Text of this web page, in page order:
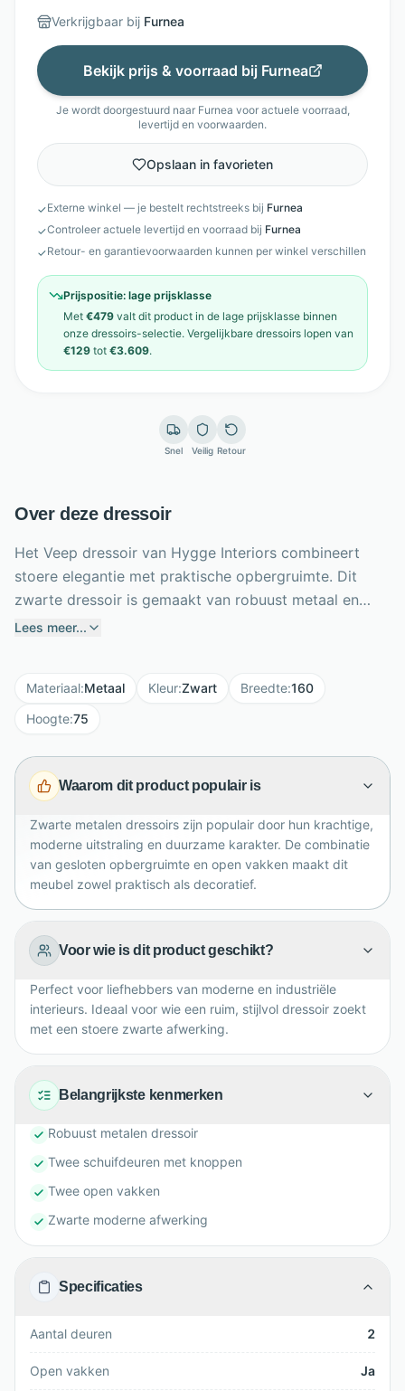
Verkrijgbaar bij Furnea
Bekijk prijs & voorraad bij Furnea
Je wordt doorgestuurd naar Furnea voor actuele voorraad,
levertijd en voorwaarden.
Opslaan in favorieten
✓Externe winkel — je bestelt rechtstreeks bij Furnea
✓Controleer actuele levertijd en voorraad bij Furnea
✓Retour- en garantievoorwaarden kunnen per winkel verschillen
Prijspositie: lage prijsklasse
Met €479 valt dit product in de lage prijsklasse binnen
onze dressoirs-selectie. Vergelijkbare dressoirs lopen van
€129 tot €3.609.
Snel Veilig Retour
Over deze dressoir
Het Veep dressoir van Hygge Interiors combineert
stoere elegantie met praktische opbergruimte. Dit
zwarte dressoir is gemaakt van robuust metaal en
heeft een moderne, industriële uitstraling die direct
ruimte voor servies, woonaccessoires en dagelijkse
spullen. De twee schuifdeuren met metalen knoppen
toegang, terwijl de twee open vakken ideaal zijn voor
decoratie of favoriete items. Dankzij het strakke
combineren met andere Veep meubels en moderne
woonstijlen.
Lees meer...
Materiaal:Metaal Kleur:Zwart Breedte:160
Hoogte:75
Waarom dit product populair is
Zwarte metalen dressoirs zijn populair door hun krachtige,
moderne uitstraling en duurzame karakter. De combinatie
van gesloten opbergruimte en open vakken maakt dit
meubel zowel praktisch als decoratief.
Voor wie is dit product geschikt?
Perfect voor liefhebbers van moderne en industriële
interieurs. Ideaal voor wie een ruim, stijlvol dressoir zoekt
met een stoere zwarte afwerking.
Belangrijkste kenmerken
Robuust metalen dressoir
Twee schuifdeuren met knoppen
Twee open vakken
Zwarte moderne afwerking
Specificaties
Aantal deuren 2
Open vakken Ja